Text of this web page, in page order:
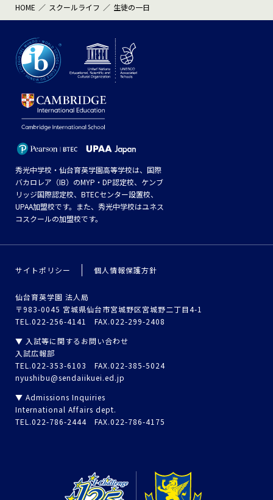
HOME スクールライフ 生徒の一日
秀光中学校・仙台育英学園高等学校は、国際
バカロレア（IB）のMYP・DP認定校、ケンブ
リッジ国際認定校、BTECセンター設置校、
UPAA加盟校です。また、秀光中学校はユネス
コスクールの加盟校です。
サイトポリシー 個人情報保護方針
仙台育英学園 法人局
〒983-0045 宮城県仙台市宮城野区宮城野二丁目4-1
TEL.022-256-4141 FAX.022-299-2408
▼ 入試等に関するお問い合わせ
入試広報部
TEL.022-353-6103 FAX.022-385-5024
nyushibu@sendaiikuei.ed.jp
▼ Admissions Inquiries
International Affairs dept.
TEL.022-786-2444 FAX.022-786-4175